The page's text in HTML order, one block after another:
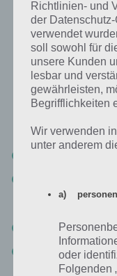
Schritt 2: Teile
Im zweiten Schritt
zusammentragen, um
1x Eisenbarren
ODER aus
Aluminiumbarren
1x Kupferbarren
2x Holzkohle
Richtlinien- und
der
verwendet
soll sowohl für
unsere Kunden
lesbar und
gewährleisten,
Begrifflichkeiten
Wir verwenden
unter anderem
a)
oder
Folgenden